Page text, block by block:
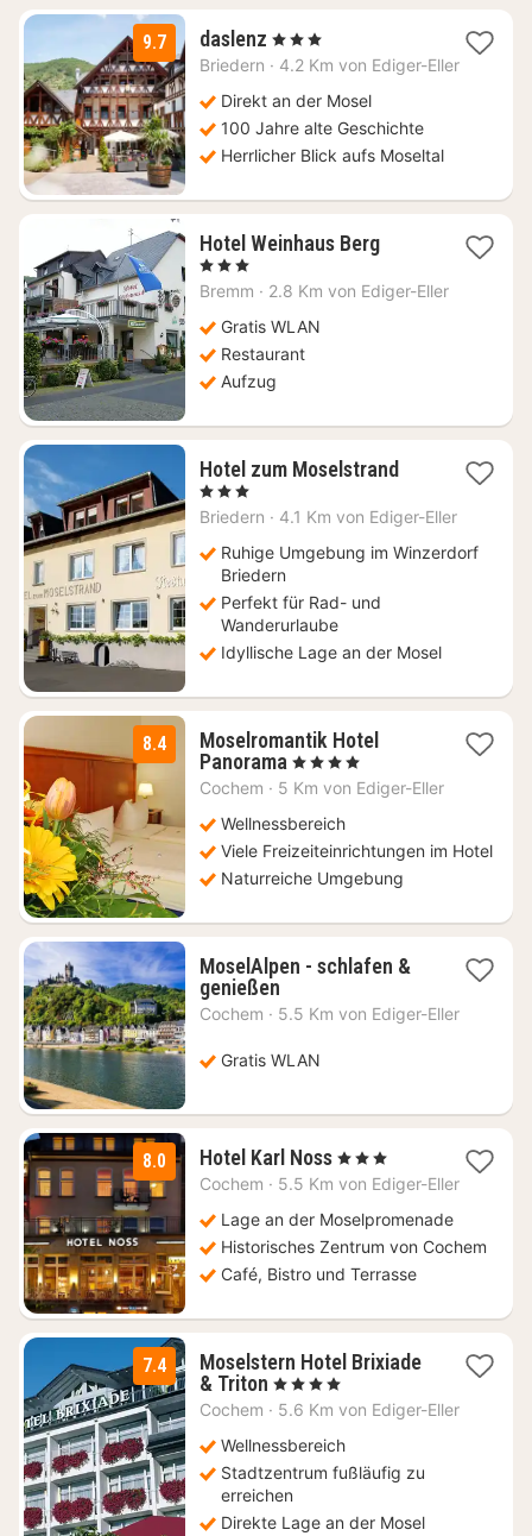
9.7 daslenz 2
Nächte
154
€
, 3 Sterne
Briedern · 4.2 Km von Ediger-Eller
Direkt an der Mosel
100 Jahre alte Geschichte
Herrlicher Blick aufs Moseltal
Hotel Weinhaus Berg1
ab
134,72
, 3 Sterne
Bremm · 2.8 Km von Ediger-Eller
Gratis WLAN
Restaurant
Aufzug
Hotel zum Moselstrand2
ab
125
€
, 3 Sterne
Briedern · 4.1 Km von Ediger-Eller
Ruhige Umgebung im Winzerdorf
Briedern
Perfekt für Rad- und
Wanderurlaube
Idyllische Lage an der Mosel
8.4
Moselromantik Hotel
Panorama 1
Nacht
165
€
, 4 Sterne
Cochem · 5 Km von Ediger-Eller
Wellnessbereich
Viele Freizeiteinrichtungen im Hotel
Naturreiche Umgebung
MoselAlpen - schlafen &
genießen1
Nacht
68,46
€
Cochem · 5.5 Km von Ediger-Eller
Gratis WLAN
8.0 Hotel Karl Noss3
Nächte
86,67
€
, 3 Sterne
Cochem · 5.5 Km von Ediger-Eller
Lage an der Moselpromenade
Historisches Zentrum von Cochem
Café, Bistro und Terrasse
7.4
Moselstern Hotel Brixiade
& Triton 1
Nacht
146,56
€
, 4 Sterne
Cochem · 5.6 Km von Ediger-Eller
Wellnessbereich
Stadtzentrum fußläufig zu
erreichen
Direkte Lage an der Mosel